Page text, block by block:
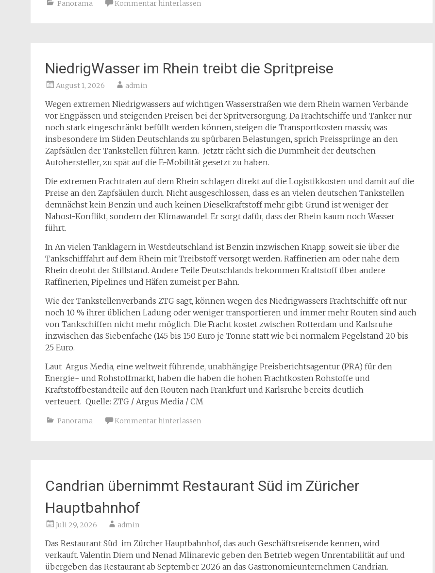
Panorama Kommentar hinterlassen
NiedrigWasser im Rhein treibt die Spritpreise
August 1, 2026 admin
Wegen extremen Niedrigwassers auf wichtigen Wasserstraßen wie dem Rhein warnen Verbände
vor Engpässen und steigenden Preisen bei der Spritversorgung. Da Frachtschiffe und Tanker nur
noch stark eingeschränkt befüllt werden können, steigen die Transportkosten massiv, was
insbesondere im Süden Deutschlands zu spürbaren Belastungen, sprich Preissprünge an den
Zapfsäulen der Tankstellen führen kann. Jetztr rächt sich die Dummheit der deutschen
Autohersteller, zu spät auf die E-Mobilität gesetzt zu haben.
Die extremen Frachtraten auf dem Rhein schlagen direkt auf die Logistikkosten und damit auf die
Preise an den Zapfsäulen durch. Nicht ausgeschlossen, dass es an vielen deutschen Tankstellen
demnächst kein Benzin und auch keinen Dieselkraftstoff mehr gibt: Grund ist weniger der
Nahost-Konflikt, sondern der Klimawandel. Er sorgt dafür, dass der Rhein kaum noch Wasser
führt.
In An vielen Tanklagern in Westdeutschland ist Benzin inzwischen Knapp, soweit sie über die
Tankschifffahrt auf dem Rhein mit Treibstoff versorgt werden. Raffinerien am oder nahe dem
Rhein dreoht der Stillstand. Andere Teile Deutschlands bekommen Kraftstoff über andere
Raffinerien, Pipelines und Häfen zumeist per Bahn.
Wie der Tankstellenverbands ZTG sagt, können wegen des Niedrigwassers Frachtschiffe oft nur
noch 10 % ihrer üblichen Ladung oder weniger transportieren und immer mehr Routen sind auch
von Tankschiffen nicht mehr möglich. Die Fracht kostet zwischen Rotterdam und Karlsruhe
inzwischen das Siebenfache (145 bis 150 Euro je Tonne statt wie bei normalem Pegelstand 20 bis
25 Euro.
Laut Argus Media, eine weltweit führende, unabhängige Preisberichtsagentur (PRA) für den
Energie- und Rohstoffmarkt, haben die haben die hohen Frachtkosten Rohstoffe und
Kraftstoffbestandteile auf den Routen nach Frankfurt und Karlsruhe bereits deutlich
verteuert. Quelle: ZTG / Argus Media / CM
Panorama Kommentar hinterlassen
Candrian übernimmt Restaurant Süd im Züricher
Hauptbahnhof
Juli 29, 2026 admin
Das Restaurant Süd im Zürcher Hauptbahnhof, das auch Geschäftsreisende kennen, wird
verkauft. Valentin Diem und Nenad Mlinarevic geben den Betrieb wegen Unrentabilität auf und
übergeben das Restaurant ab September 2026 an das Gastronomieunternehmen Candrian.